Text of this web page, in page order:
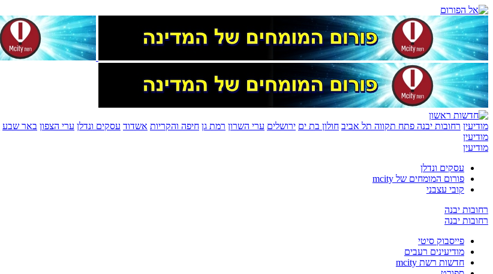
מודיעין רחובות יבנה פתח תקווה תל אביב חולון בת ים ירושלים ערי השרון רמת גן חיפה והקריות אשדוד עסקים ונדלן ערי הצפון באר שבע
מודיעין
מודיעין
עסקים ונדלן
פורום המומחים של mcity
קובי עצבני
רחובות יבנה
רחובות יבנה
פייסבוק סיטי
מודיעינים רעבים
חדשות רשת mcity